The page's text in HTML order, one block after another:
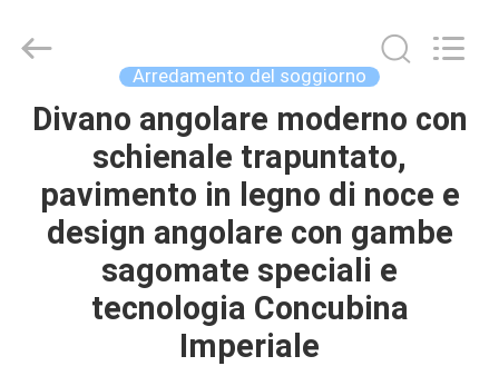
CASA
PRODOTTI
MOSTRA
Furniture
Reserved.
Arredamento del soggiorno
Divano angolare moderno con
schienale trapuntato,
pavimento in legno di noce e
design angolare con gambe
sagomate speciali e
tecnologia Concubina
Imperiale